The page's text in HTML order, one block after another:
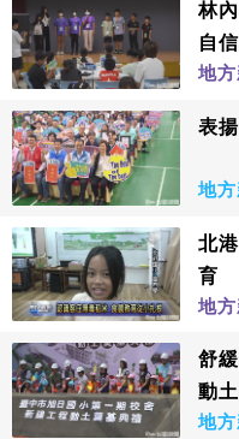
林
自
地方
表
地
北
育
地方
舒
動土
地